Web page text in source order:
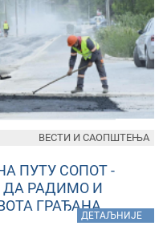
ПУТУ СОПОТ -
РАДИМО И
ГРАЂАНА
ДЕТАЉНИЈЕ
ВЕСТИ И САОПШТЕЊА